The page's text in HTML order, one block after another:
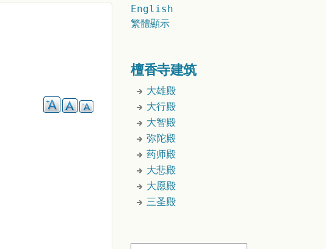
English
繁體顯示
檀香寺建筑
大雄殿
大行殿
大智殿
弥陀殿
药师殿
大悲殿
大愿殿
三圣殿